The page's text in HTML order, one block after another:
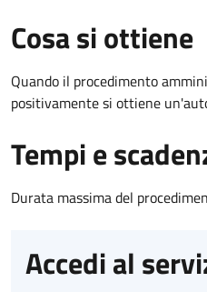
Cosa si ottiene
Quando il procedimento
positivamente si ottiene
Tempi e
Durata massima del
Accedi al